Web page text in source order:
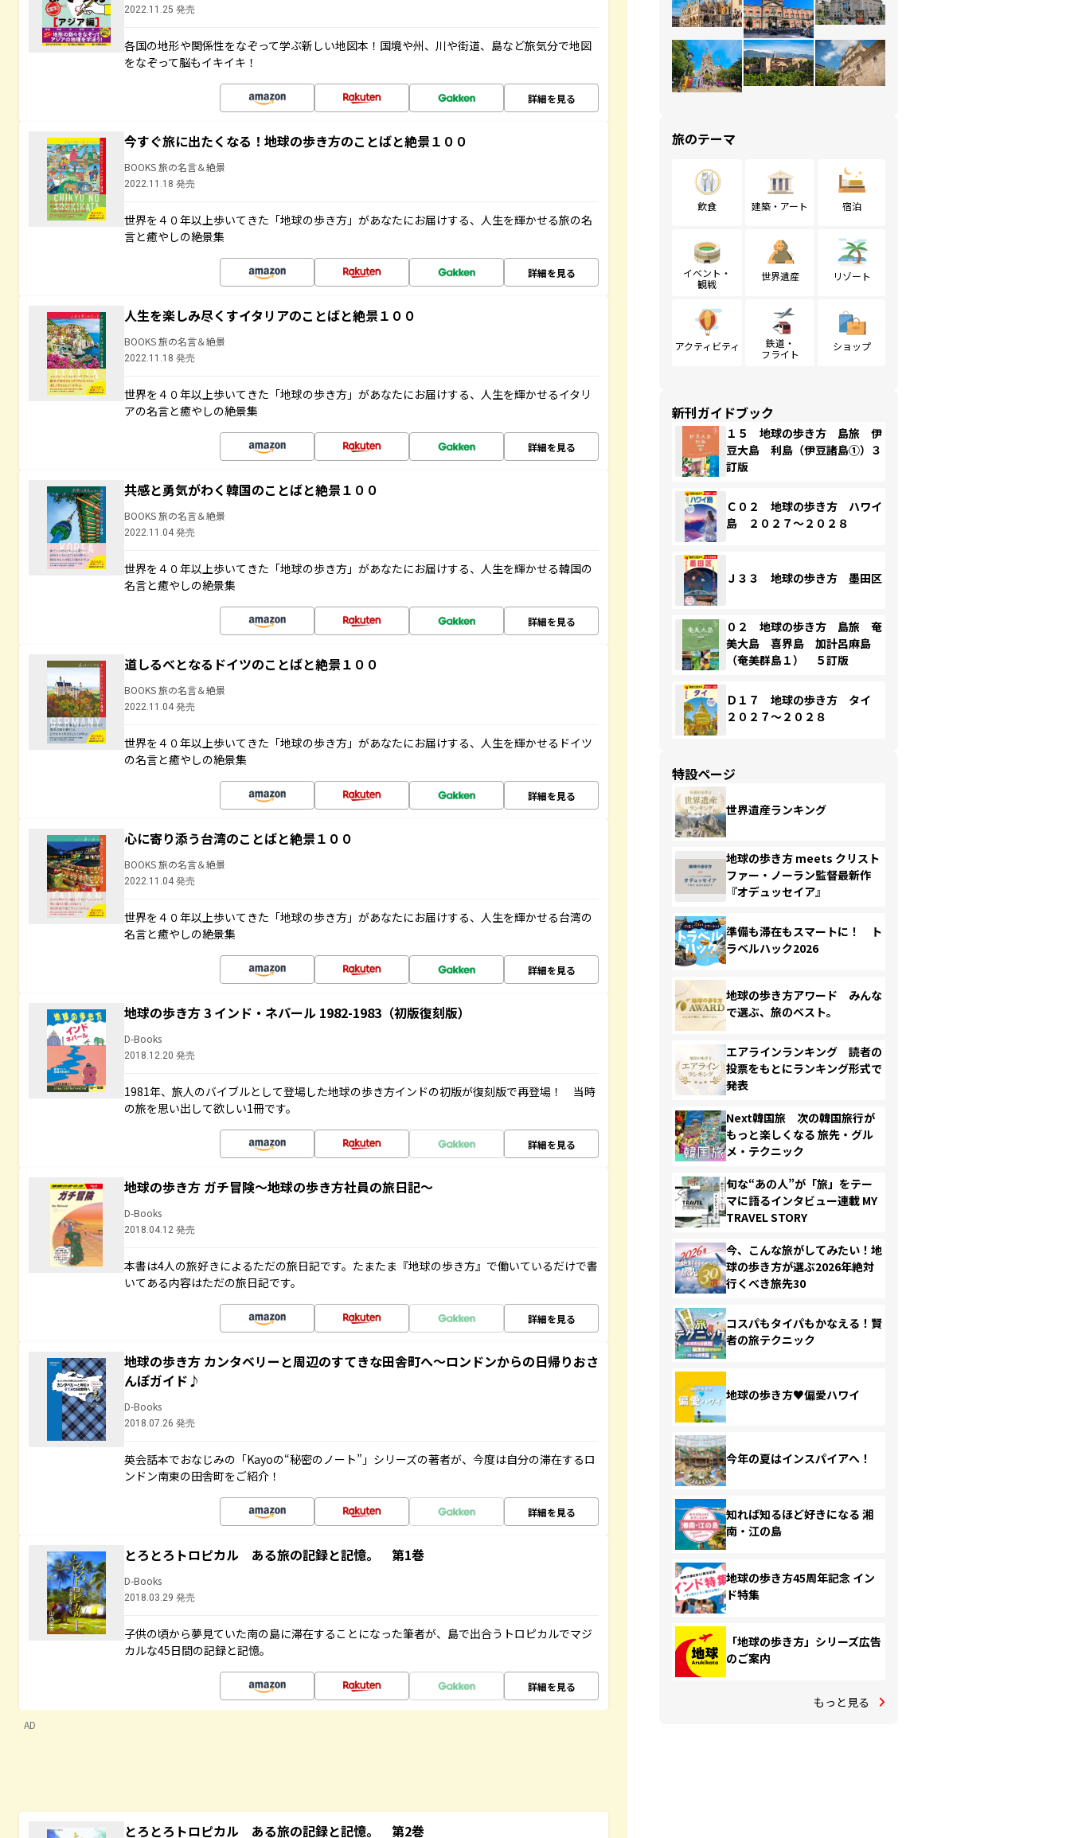
2022.11.25 発売
各国の地形や関係性をなぞって学ぶ新しい地図本！国境や州、川や街道、島など旅気分で地図
をなぞって脳もイキイキ！
詳細を見る
今すぐ旅に出たくなる！地球の歩き方のことばと絶景１００
BOOKS 旅の名言＆絶景
2022.11.18 発売
世界を４０年以上歩いてきた「地球の歩き方」があなたにお届けする、人生を輝かせる旅の名
言と癒やしの絶景集
詳細を見る
人生を楽しみ尽くすイタリアのことばと絶景１００
BOOKS 旅の名言＆絶景
2022.11.18 発売
世界を４０年以上歩いてきた「地球の歩き方」があなたにお届けする、人生を輝かせるイタリ
アの名言と癒やしの絶景集
詳細を見る
共感と勇気がわく韓国のことばと絶景１００
BOOKS 旅の名言＆絶景
2022.11.04 発売
世界を４０年以上歩いてきた「地球の歩き方」があなたにお届けする、人生を輝かせる韓国の
名言と癒やしの絶景集
詳細を見る
道しるべとなるドイツのことばと絶景１００
BOOKS 旅の名言＆絶景
2022.11.04 発売
世界を４０年以上歩いてきた「地球の歩き方」があなたにお届けする、人生を輝かせるドイツ
の名言と癒やしの絶景集
詳細を見る
心に寄り添う台湾のことばと絶景１００
BOOKS 旅の名言＆絶景
2022.11.04 発売
世界を４０年以上歩いてきた「地球の歩き方」があなたにお届けする、人生を輝かせる台湾の
名言と癒やしの絶景集
詳細を見る
地球の歩き方 3 インド・ネパール 1982-1983（初版復刻版）
D-Books
2018.12.20 発売
1981年、旅人のバイブルとして登場した地球の歩き方インドの初版が復刻版で再登場！ 当時
の旅を思い出して欲しい1冊です。
詳細を見る
地球の歩き方 ガチ冒険～地球の歩き方社員の旅日記～
D-Books
2018.04.12 発売
本書は4人の旅好きによるただの旅日記です。たまたま『地球の歩き方』で働いているだけで書
いてある内容はただの旅日記です。
詳細を見る
地球の歩き方 カンタベリーと周辺のすてきな田舎町へ～ロンドンからの日帰りおさ
んぽガイド♪
D-Books
2018.07.26 発売
英会話本でおなじみの「Kayoの“秘密のノート”」シリーズの著者が、今度は自分の滞在するロ
ンドン南東の田舎町をご紹介！
詳細を見る
とろとろトロピカル ある旅の記録と記憶。 第1巻
D-Books
2018.03.29 発売
子供の頃から夢見ていた南の島に滞在することになった筆者が、島で出合うトロピカルでマジ
カルな45日間の記録と記憶。
詳細を見る
AD
とろとろトロピカル ある旅の記録と記憶。 第2巻
旅のテーマ
飲食 建築・アート 宿泊
イベント・
観戦
世界遺産 リゾート
アクティビティ
鉄道・
フライト
ショップ
新刊ガイドブック
１５ 地球の歩き方 島旅 伊
豆大島 利島（伊豆諸島①）３
訂版
Ｃ０２ 地球の歩き方 ハワイ
島 ２０２７～２０２８
Ｊ３３ 地球の歩き方 墨田区
０２ 地球の歩き方 島旅 奄
美大島 喜界島 加計呂麻島
（奄美群島１） ５訂版
Ｄ１７ 地球の歩き方 タイ
２０２７～２０２８
特設ページ
世界遺産ランキング
地球の歩き方 meets クリスト
ファー・ノーラン監督最新作
『オデュッセイア』
準備も滞在もスマートに！ ト
ラベルハック2026
地球の歩き方アワード みんな
で選ぶ、旅のベスト。
エアラインランキング 読者の
投票をもとにランキング形式で
発表
Next韓国旅 次の韓国旅行が
もっと楽しくなる 旅先・グル
メ・テクニック
旬な“あの人”が「旅」をテー
マに語るインタビュー連載 MY
TRAVEL STORY
今、こんな旅がしてみたい！地
球の歩き方が選ぶ2026年絶対
行くべき旅先30
コスパもタイパもかなえる！賢
者の旅テクニック
地球の歩き方♥偏愛ハワイ
今年の夏はインスパイアへ！
知れば知るほど好きになる 湘
南・江の島
地球の歩き方45周年記念 イン
ド特集
「地球の歩き方」シリーズ広告
のご案内
もっと見る